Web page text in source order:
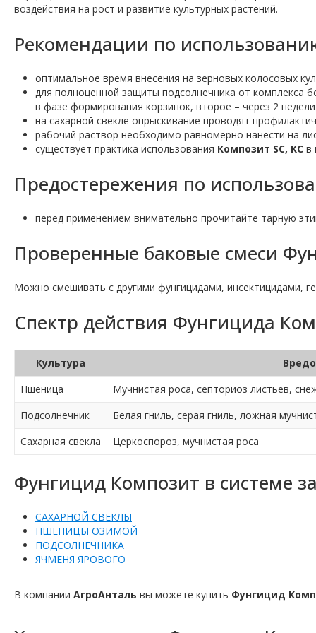
воздействия на рост и развитие культурных растений.
Рекомендации по
оптимальное время внесения на зерновых колосовых
для полноценной защиты подсолнечника от комплекса
в фазе формирования корзинок, второе – через 2
на сахарной свекле опрыскивание проводят
рабочий раствор необходимо равномерно нанести на
существует практика использования Композит SC, КС в
Предостережения по
перед применением внимательно прочитайте тарную
Проверенные баковые смеси
Можно смешивать с другими фунгицидами, инсектицидами,
Спектр действия Фунгицида
Культура
Пшеница
Мучнистая роса, септориоз листьев,
Подсолнечник
Белая гниль, серая гниль, ложная
Сахарная свекла
Церкоспороз, мучнистая роса
Фунгицид Композит в системе
САХАРНОЙ СВЕКЛЫ
ПШЕНИЦЫ ОЗИМОЙ
ПОДСОЛНЕЧНИКА
ЯЧМЕНЯ ЯРОВОГО
В компании АгроАнталь вы можете купить Фунгицид